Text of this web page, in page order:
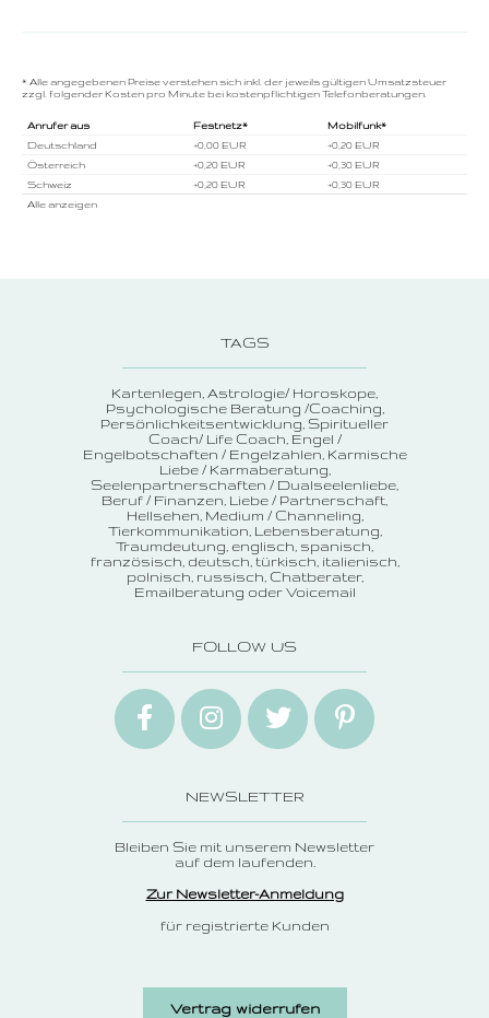
* Alle angegebenen Preise verstehen sich inkl. der jeweils gültigen Umsatzsteuer
zzgl. folgender Kosten pro Minute bei kostenpflichtigen Telefonberatungen.
Anrufer aus Festnetz*
Mobilfunk*
Deutschland
+0,00 EUR
+0,20 EUR
Österreich
+0,20 EUR
+0,30 EUR
Schweiz
+0,20 EUR
+0,30 EUR
Alle anzeigen
TAGS
Kartenlegen Astrologie/ Horoskope
Psychologische Beratung /Coaching
Persönlichkeitsentwicklung Spiritueller
Coach/ Life Coach Engel /
Engelbotschaften / Engelzahlen Karmische
Liebe / Karmaberatung
Seelenpartnerschaften / Dualseelenliebe
Beruf / Finanzen Liebe / Partnerschaft
Hellsehen Medium / Channeling
Tierkommunikation Lebensberatung
Traumdeutung englisch, spanisch,
französisch, deutsch, türkisch, italienisch,
polnisch, russisch Chatberater
Emailberatung oder Voicemail
FOLLOW US
NEWSLETTER
Bleiben Sie mit unserem Newsletter
auf dem laufenden.
Zur Newsletter-Anmeldung
für registrierte Kunden
Vertrag widerrufen